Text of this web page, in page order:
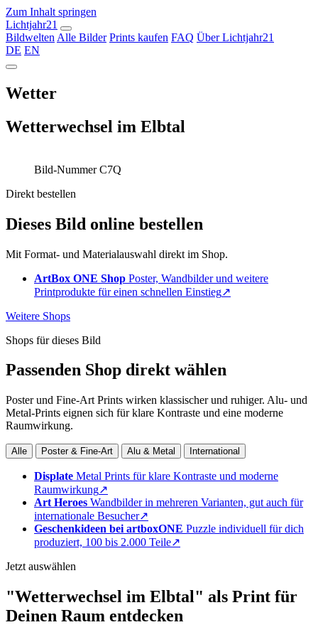
Zum Inhalt springen
Lichtjahr21
Bildwelten Alle Bilder Prints kaufen FAQ Über Lichtjahr21
DE EN
Wetter
Wetterwechsel im Elbtal
Bild-Nummer C7Q
Direkt bestellen
Dieses Bild online bestellen
Mit Format- und Materialauswahl direkt im Shop.
ArtBox ONE Shop Poster, Wandbilder und weitere
Printprodukte für einen schnellen Einstieg↗
Weitere Shops
Shops für dieses Bild
Passenden Shop direkt wählen
Poster und Fine-Art Prints wirken klassischer und ruhiger. Alu- und
Metal-Prints eignen sich für klare Kontraste und eine moderne
Raumwirkung.
Alle Poster & Fine-Art Alu & Metal International
Displate Metal Prints für klare Kontraste und moderne
Raumwirkung↗
Art Heroes Wandbilder in mehreren Varianten, gut auch für
internationale Besucher↗
Geschenkideen bei artboxONE Puzzle individuell für dich
produziert, 100 bis 2.000 Teile↗
Jetzt auswählen
"Wetterwechsel im Elbtal" als Print für
Deinen Raum entdecken